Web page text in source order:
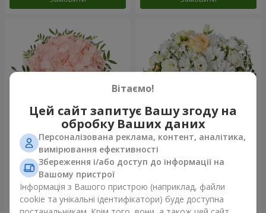
Квіти в коробці "Рожевий
опал"
1 370 грн
Замовити
Квіти у коробці "Білий шовк"
Замовити
Вітаємо!
Цей сайт запитує Вашу згоду на
обробку Ваших даних
Персоналізована реклама, контент, аналітика,
вимірювання ефективності
Збереження і/або доступ до інформації на
Вашому пристрої
Інформація з Вашого пристрою (наприклад, файли
cookie та унікальні ідентифікатори) буде доступна